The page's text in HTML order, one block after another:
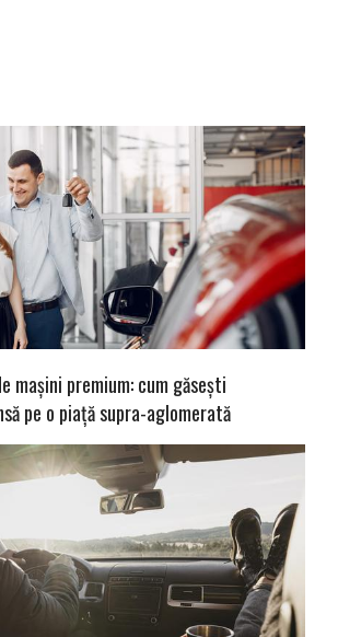
mașini premium: cum găsești
pe o piață supra-aglomerată